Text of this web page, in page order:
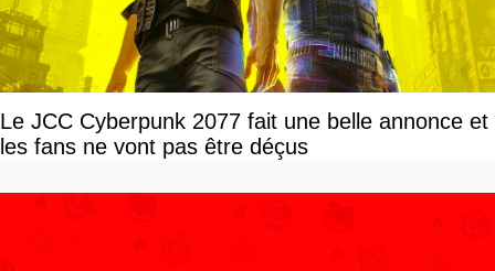
Le JCC Cyberpunk 2077 fait une belle annonce et
les fans ne vont pas être déçus